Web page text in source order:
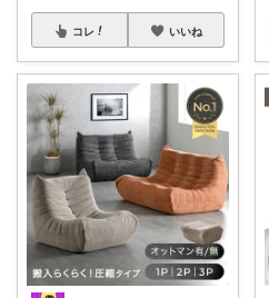
コレ いいね